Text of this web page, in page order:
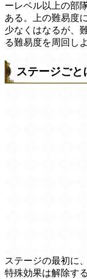
ーレベル以上の部
ある。上の難易度
少なくはなるが、
る難易度を周回しよ
ステージごと
ステージの最初に
特殊効果は解除す